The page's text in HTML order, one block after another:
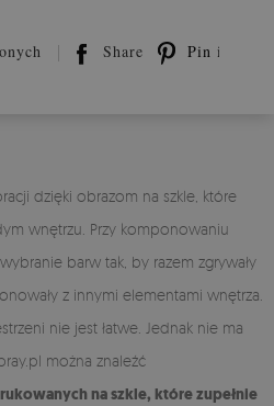
Share Pin it
dzięki obrazom na szkle, które
wnętrzu. Przy komponowaniu
barw tak, by razem zgrywały
z innymi elementami wnętrza.
nie jest łatwe. Jednak nie ma
można znaleźć
na szkle, które zupełnie